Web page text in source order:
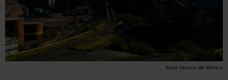
Altos Hornos de México